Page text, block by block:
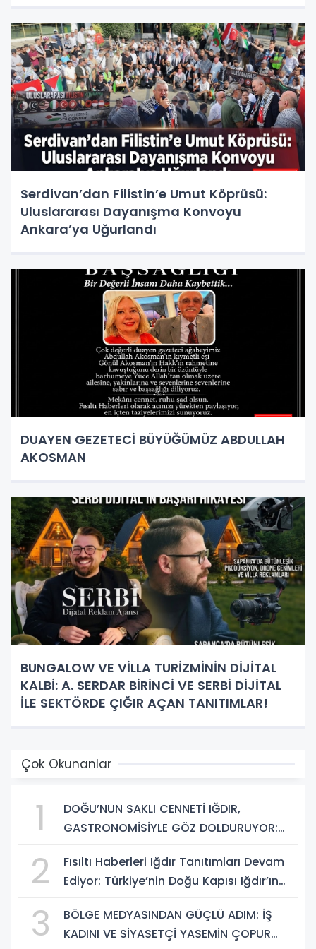
Serdivan’dan Filistin’e Umut Köprüsü:
Uluslararası Dayanışma Konvoyu
Ankara’ya Uğurlandı
DUAYEN GEZETECİ BÜYÜĞÜMÜZ ABDULLAH
AKOSMAN
BUNGALOW VE VİLLA TURİZMİNİN DİJİTAL
KALBİ: A. SERDAR BİRİNCİ VE SERBİ DİJİTAL
İLE SEKTÖRDE ÇIĞIR AÇAN TANITIMLAR!
Çok Okunanlar
1
DOĞU’NUN SAKLI CENNETİ IĞDIR,
GASTRONOMİSİYLE GÖZ DOLDURUYOR:
BULUŞMA NOKTASI
2
Fısıltı Haberleri Iğdır Tanıtımları Devam
Ediyor: Türkiye’nin Doğu Kapısı Iğdır’ın
3
BÖLGE MEDYASINDAN GÜÇLÜ ADIM: İŞ
KADINI VE SİYASETÇİ YASEMİN ÇOPUR